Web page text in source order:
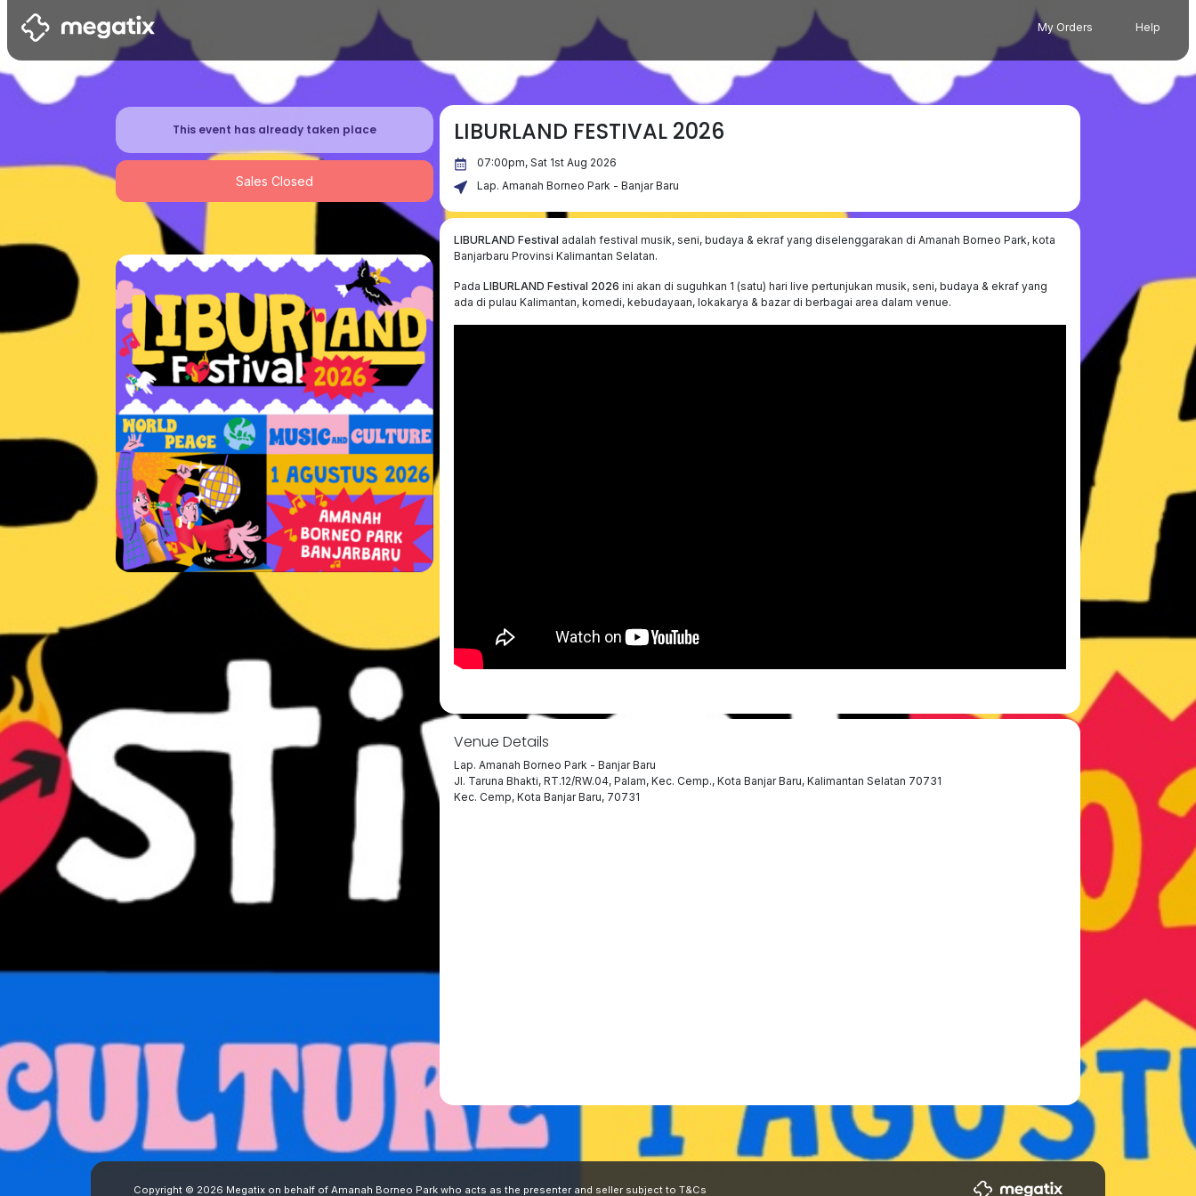
My Orders Help
This event has already taken place
Sales Closed
LIBURLAND FESTIVAL 2026
07:00pm, Sat 1st Aug 2026
Lap. Amanah Borneo Park - Banjar Baru
LIBURLAND Festival adalah festival musik, seni, budaya & ekraf yang diselenggarakan di Amanah Borneo Park, kota
Banjarbaru Provinsi Kalimantan Selatan.
Pada LIBURLAND Festival 2026 ini akan di suguhkan 1 (satu) hari live pertunjukan musik, seni, budaya & ekraf yang
ada di pulau Kalimantan, komedi, kebudayaan, lokakarya & bazar di berbagai area dalam venue.
Venue Details
Lap. Amanah Borneo Park - Banjar Baru
Jl. Taruna Bhakti, RT.12/RW.04, Palam, Kec. Cemp., Kota Banjar Baru, Kalimantan Selatan 70731
Kec. Cemp, Kota Banjar Baru, 70731
Copyright © 2026 Megatix on behalf of Amanah Borneo Park who acts as the presenter and seller subject to T&Cs